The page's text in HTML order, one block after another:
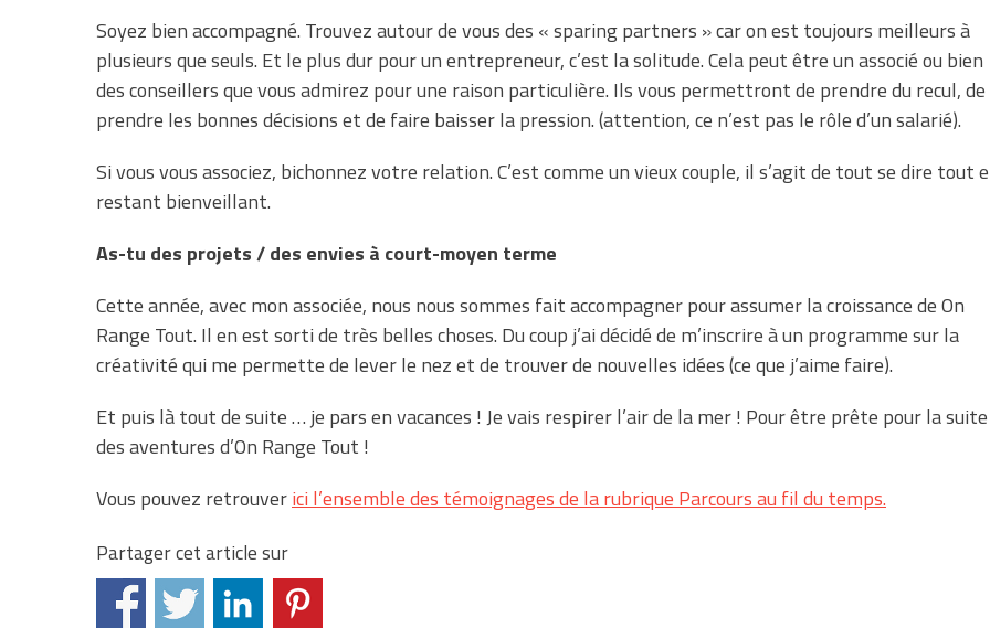
Soyez bien accompagné. Trouvez autour de vous des « sparing partners » car on est toujours meilleurs à
plusieurs que seuls. Et le plus dur pour un entrepreneur, c’est la solitude. Cela peut être un associé ou bien
des conseillers que vous admirez pour une raison particulière. Ils vous permettront de prendre du recul, de
prendre les bonnes décisions et de faire baisser la pression. (attention, ce n’est pas le rôle d’un salarié).
Si vous vous associez, bichonnez votre relation. C’est comme un vieux couple, il s’agit de tout se dire tout
restant bienveillant.
As-tu des projets / des envies à court-moyen terme
Cette année, avec mon associée, nous nous sommes fait accompagner pour assumer la croissance de On
Range Tout. Il en est sorti de très belles choses. Du coup j’ai décidé de m’inscrire à un programme sur la
créativité qui me permette de lever le nez et de trouver de nouvelles idées (ce que j’aime faire).
Et puis là tout de suite … je pars en vacances ! Je vais respirer l’air de la mer ! Pour être prête pour la suite
des aventures d’On Range Tout !
Vous pouvez retrouverici l’ensemble des témoignages de la rubrique Parcours au fil du temps.
Partager cet article sur